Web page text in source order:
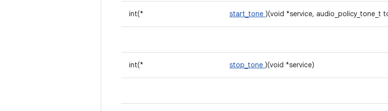
int(* start_tone )(void *service, audio_policy_tone_t
int(* stop_tone )(void *service)